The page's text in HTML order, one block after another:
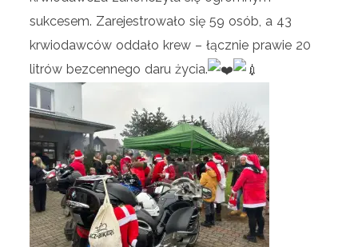
sukcesem. Zarejestrowało się 59 osób, a 43
krwiodawców oddało krew – łącznie prawie 20
litrów bezcennego daru życia.